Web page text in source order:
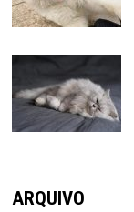
ARQUIVO